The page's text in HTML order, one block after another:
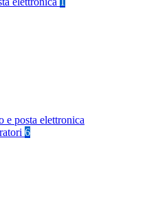
e posta elettronica
6